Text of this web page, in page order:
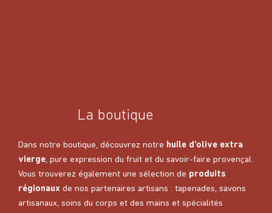
La boutique
Dans notre boutique, découvrez notre huile d’olive extra
vierge, pure expression du fruit et du savoir-faire provençal.
Vous trouverez également une sélection de produits
régionaux de nos partenaires artisans : tapenades, savons
artisanaux, soins du corps et des mains et spécialités